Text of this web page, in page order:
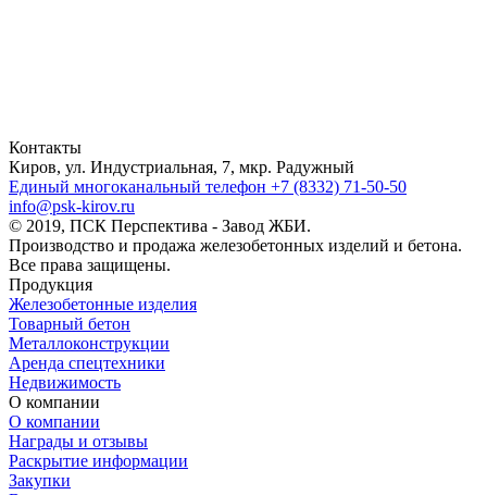
Контакты
Киров, ул. Индустриальная, 7, мкр. Радужный
Единый многоканальный телефон +7 (8332) 71-50-50
info@psk-kirov.ru
© 2019, ПСК Перспектива - Завод ЖБИ.
Производство и продажа железобетонных изделий и бетона.
Все права защищены.
Продукция
Железобетонные изделия
Товарный бетон
Металлоконструкции
Аренда спецтехники
Недвижимость
О компании
О компании
Награды и отзывы
Раскрытие информации
Закупки